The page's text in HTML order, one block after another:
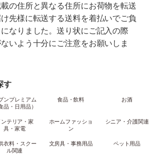
の住所と異なる住所にお荷物を転送
先様に転送する送料を着払いでご負
なりました。送り状にご記入の際
いよう十分にご注意をお願いしま
す
ンプレミアム
品・日用品）
食品・飲料 お酒
ンテリア・家
具・家電
ホームファッショ
ン
シニア・介護関連
衣料・スクー
ル関連
文房具・事務用品 ペット用品